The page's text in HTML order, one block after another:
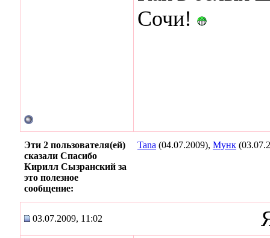
Сочи!
Эти 2 пользователя(ей)
сказали Спасибо
Кирилл Сызранский за
это полезное
сообщение:
Tana (04.07.2009), Мунк
03.07.2009, 11:02